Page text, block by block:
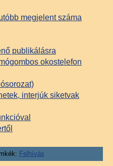
megjelent száma
publikálásra
okostelefon
interjúk siketvak
Felhívás